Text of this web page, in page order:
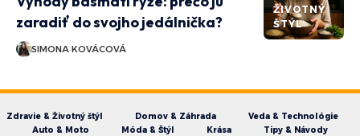
ŽIVOTNÝ
ŠTÝL
zaradiť do svojho jedálnička?
SIMONA KOVÁCOVÁ
Zdravie & Životný štýl Domov & Záhrada
Veda & Technológie
Auto & Moto
Móda & Štýl Krása Tipy & Návody